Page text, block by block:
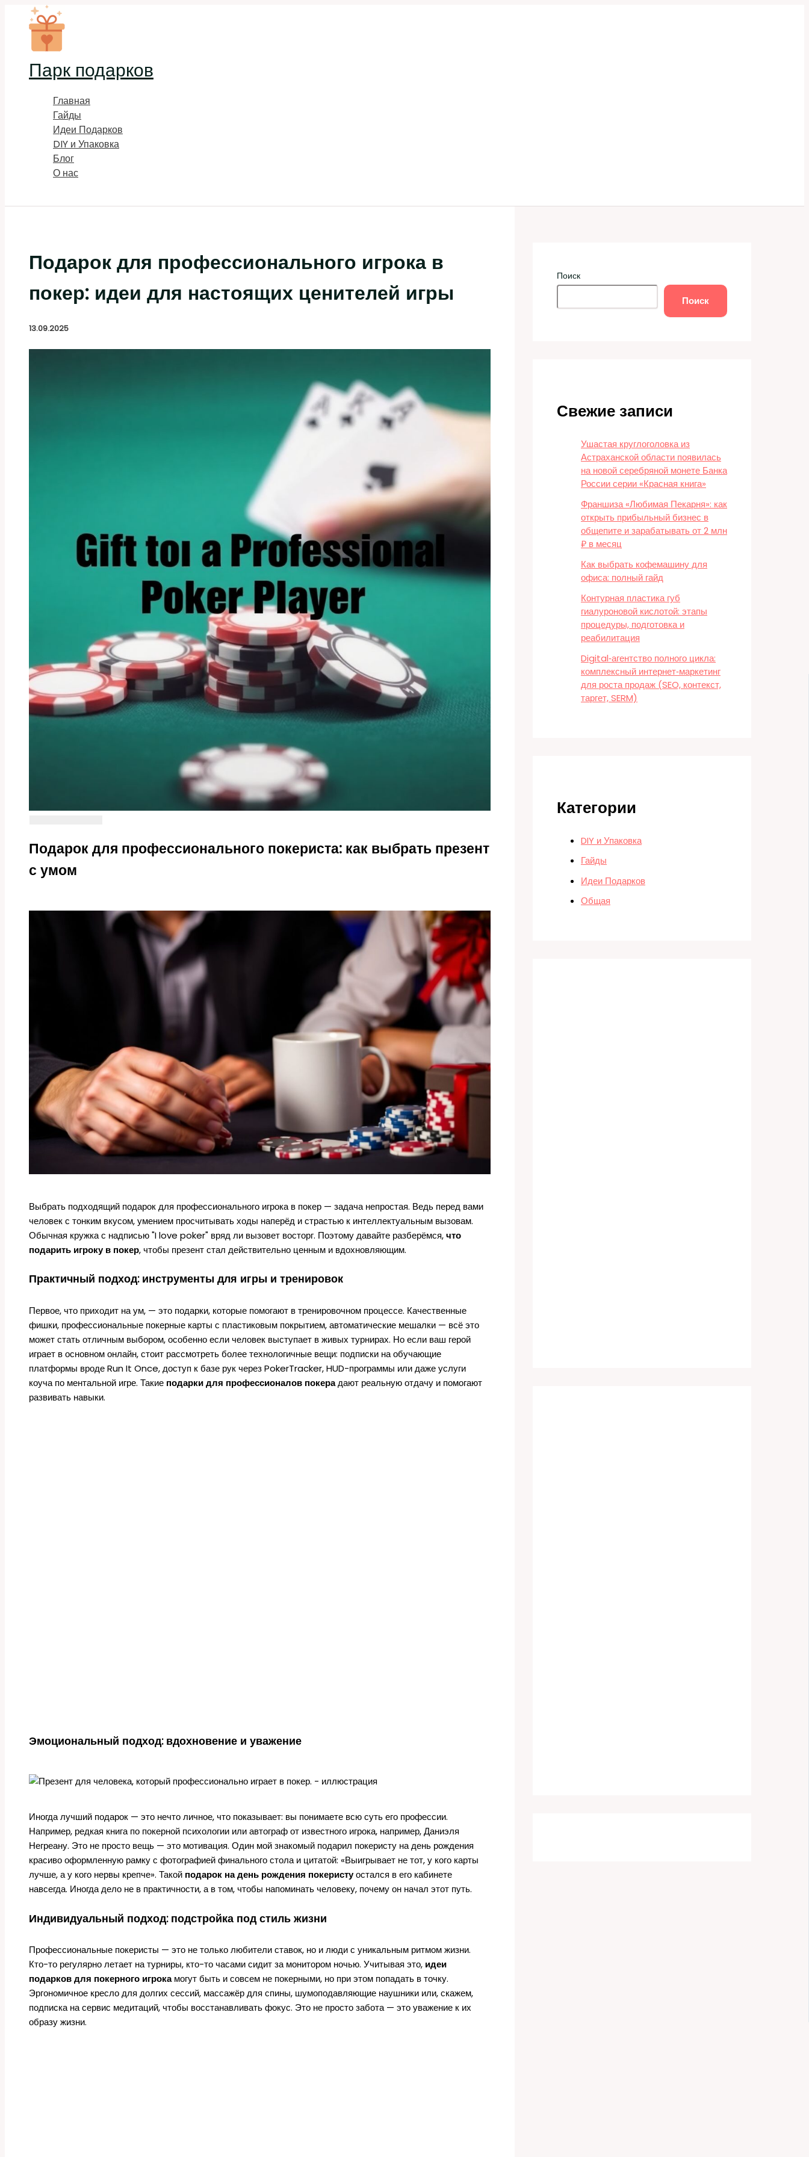
Перейти
содержимому
Парк подарков
Главная
Гайды
Идеи Подарков
DIY и Упаковка
Блог
О нас
Подарок для профессионального игрока в
покер: идеи для настоящих ценителей игры
13.09.2025
Подарок для профессионального покериста: как выбрать презент
с умом
Выбрать подходящий подарок для профессионального игрока в покер — задача непростая. Ведь перед вами
человек с тонким вкусом, умением просчитывать ходы наперёд и страстью к интеллектуальным вызовам.
Обычная кружка с надписью "I love poker" вряд ли вызовет восторг. Поэтому давайте разберёмся,что
подарить игроку в покер, чтобы презент стал действительно ценным и вдохновляющим.
Практичный подход: инструменты для игры и тренировок
Первое, что приходит на ум, — это подарки, которые помогают в тренировочном процессе. Качественные
фишки, профессиональные покерные карты с пластиковым покрытием, автоматические мешалки — всё это
может стать отличным выбором, особенно если человек выступает в живых турнирах. Но если ваш герой
играет в основном онлайн, стоит рассмотреть более технологичные вещи: подписки на обучающие
платформы вроде Run It Once, доступ к базе рук через PokerTracker, HUD-программы или даже услуги
коуча по ментальной игре. Такие подарки для профессионалов покерадают реальную отдачу и помогают
развивать навыки.
Эмоциональный подход: вдохновение и уважение
Иногда лучший подарок — это нечто личное, что показывает: вы понимаете всю суть его профессии.
Например, редкая книга по покерной психологии или автограф от известного игрока, например, Даниэля
Негреану. Это не просто вещь — это мотивация. Один мой знакомый подарил покеристу на день рождения
красиво оформленную рамку с фотографией финального стола и цитатой: «Выигрывает не тот, у кого карты
лучше, а у кого нервы крепче». Такой подарок на день рождения покеристуостался в его кабинете
навсегда. Иногда дело не в практичности, а в том, чтобы напоминать человеку, почему он начал этот путь.
Индивидуальный подход: подстройка под стиль жизни
Профессиональные покеристы — это не только любители ставок, но и люди с уникальным ритмом жизни.
Кто-то регулярно летает на турниры, кто-то часами сидит за монитором ночью. Учитывая это, идеи
подарков для покерного игрокамогут быть и совсем не покерными, но при этом попадать в точку.
Эргономичное кресло для долгих сессий, массажёр для спины, шумоподавляющие наушники или, скажем,
подписка на сервис медитаций, чтобы восстанавливать фокус. Это не просто забота — это уважение к их
образу жизни.
Поиск
Поиск
Свежие записи
Ушастая круглоголовка из
Астраханской области появилась
на новой серебряной монете Банка
России серии «Красная книга»
Франшиза «Любимая Пекарня»: как
открыть прибыльный бизнес в
общепите и зарабатывать от 2 млн
₽ в месяц
Как выбрать кофемашину для
офиса: полный гайд
Контурная пластика губ
гиалуроновой кислотой: этапы
процедуры, подготовка и
реабилитация
Digital‑агентство полного цикла:
комплексный интернет‑маркетинг
для роста продаж (SEO, контекст,
таргет, SERM)
Категории
DIY и Упаковка
Гайды
Идеи Подарков
Общая